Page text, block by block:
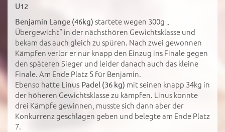
U12
Benjamin Lange (46kg) startete wegen 300g „
Übergewicht“ in der nächsthören Gewichtsklasse und
bekam das auch gleich zu spüren. Nach zwei gewonnen
Kämpfen verlor er nur knapp den Einzug ins Finale gegen
den späteren Sieger und leider danach auch das kleine
Finale. Am Ende Platz 5 für Benjamin.
Ebenso hatte Linus Padel (36 kg) mit seinen knapp 34kg in
der höheren Gewichtsklasse zu kämpfen. Linus konnte
drei Kämpfe gewinnen, musste sich dann aber der
Konkurrenz geschlagen geben und belegte am Ende Platz
7.